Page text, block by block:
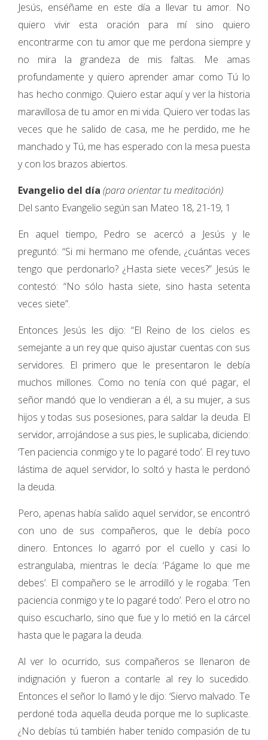
Jesús, enséñame en este día a llevar tu amor. No
quiero vivir esta oración para mí sino quiero
encontrarme con tu amor que me perdona siempre y
no mira la grandeza de mis faltas. Me amas
profundamente y quiero aprender amar como Tú lo
has hecho conmigo. Quiero estar aquí y ver la historia
maravillosa de tu amor en mi vida. Quiero ver todas las
veces que he salido de casa, me he perdido, me he
manchado y Tú, me has esperado con la mesa puesta
y con los brazos abiertos.
Evangelio del día (para orientar tu meditación)
Del santo Evangelio según san Mateo 18, 21-19, 1
En aquel tiempo, Pedro se acercó a Jesús y le
preguntó: “Si mi hermano me ofende, ¿cuántas veces
tengo que perdonarlo? ¿Hasta siete veces?” Jesús le
contestó: “No sólo hasta siete, sino hasta setenta
veces siete”.
Entonces Jesús les dijo: “El Reino de los cielos es
semejante a un rey que quiso ajustar cuentas con sus
servidores. El primero que le presentaron le debía
muchos millones. Como no tenía con qué pagar, el
señor mandó que lo vendieran a él, a su mujer, a sus
hijos y todas sus posesiones, para saldar la deuda. El
servidor, arrojándose a sus pies, le suplicaba, diciendo:
‘Ten paciencia conmigo y te lo pagaré todo’. El rey tuvo
lástima de aquel servidor, lo soltó y hasta le perdonó
la deuda.
Pero, apenas había salido aquel servidor, se encontró
con uno de sus compañeros, que le debía poco
dinero. Entonces lo agarró por el cuello y casi lo
estrangulaba, mientras le decía: ‘Págame lo que me
debes’. El compañero se le arrodilló y le rogaba: ‘Ten
paciencia conmigo y te lo pagaré todo’. Pero el otro no
quiso escucharlo, sino que fue y lo metió en la cárcel
hasta que le pagara la deuda.
Al ver lo ocurrido, sus compañeros se llenaron de
indignación y fueron a contarle al rey lo sucedido.
Entonces el señor lo llamó y le dijo: ‘Siervo malvado. Te
perdoné toda aquella deuda porque me lo suplicaste.
¿No debías tú también haber tenido compasión de tu